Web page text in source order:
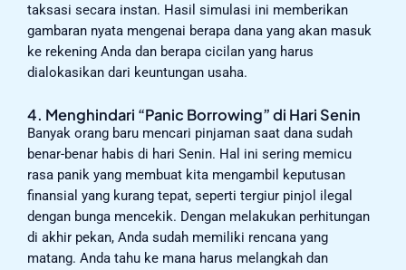
taksasi secara instan. Hasil simulasi ini memberikan
gambaran nyata mengenai berapa dana yang akan masuk
ke rekening Anda dan berapa cicilan yang harus
dialokasikan dari keuntungan usaha.
4. Menghindari “Panic Borrowing” di Hari Senin
Banyak orang baru mencari pinjaman saat dana sudah
benar-benar habis di hari Senin. Hal ini sering memicu
rasa panik yang membuat kita mengambil keputusan
finansial yang kurang tepat, seperti tergiur pinjol ilegal
dengan bunga mencekik. Dengan melakukan perhitungan
di akhir pekan, Anda sudah memiliki rencana yang
matang. Anda tahu ke mana harus melangkah dan